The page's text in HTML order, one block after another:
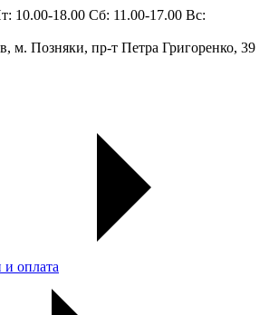
10.00-18.00 Сб: 11.00-17.00 Вс:
м. Позняки, пр-т Петра Григоренко, 39
и оплата